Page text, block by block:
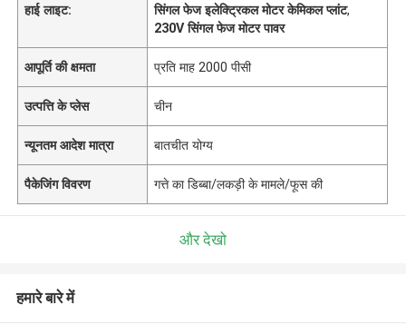
हाई लाइट:
सिंगल फेज इलेक्ट्रिकल मोटर केमिकल प्लांट,
230V सिंगल फेज मोटर पावर
आपूर्ति की क्षमता प्रति माह 2000 पीसी
उत्पत्ति के प्लेस चीन
न्यूनतम आदेश मात्रा बातचीत योग्य
पैकेजिंग विवरण गत्ते का डिब्बा/लकड़ी के मामले/फूस की
और देखो
हमारे बारे में